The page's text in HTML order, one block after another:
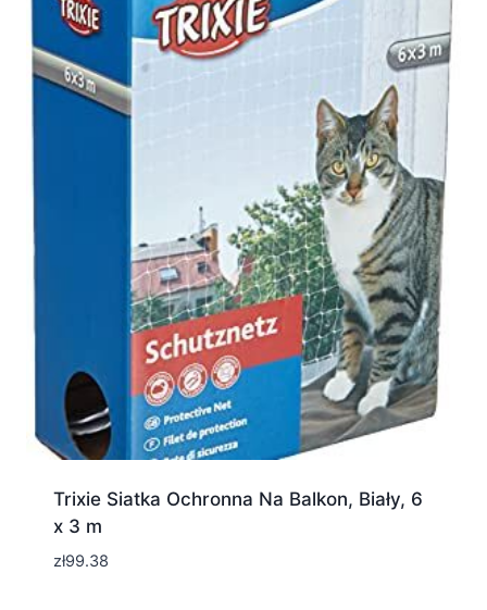
Trixie Siatka Ochronna Na Balkon, Biały, 6
x 3 m
zł99.38